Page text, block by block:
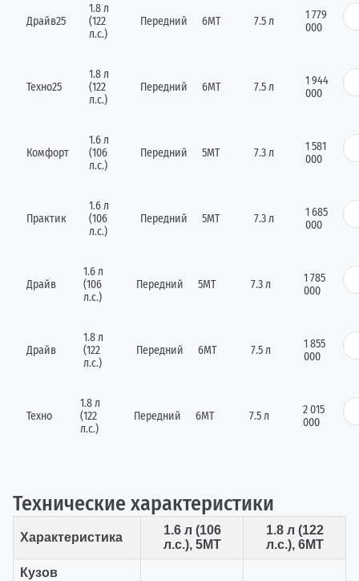
Драйв25
1.8 л
(122
л.с.)
Передний 6МТ 7.5 л
1 779
000
Техно25
1.8 л
(122
л.с.)
Передний 6МТ 7.5 л
1 944
000
Комфорт
1.6 л
(106
л.с.)
Передний 5MT 7.3 л
1 581
000
Практик
1.6 л
(106
л.с.)
Передний 5МТ 7.3 л
1 685
000
Драйв
1.6 л
(106
л.с.)
Передний 5MT 7.3 л
1 785
000
Драйв
1.8 л
(122
л.с.)
Передний 6MT 7.5 л
1 855
000
Техно
1.8 л
(122
л.с.)
Передний 6MT 7.5 л
2 015
000
Технические характеристики
Характеристика
1.6 л (106
л.с.), 5МТ
1.8 л (122
л.с.), 6MT
Кузов